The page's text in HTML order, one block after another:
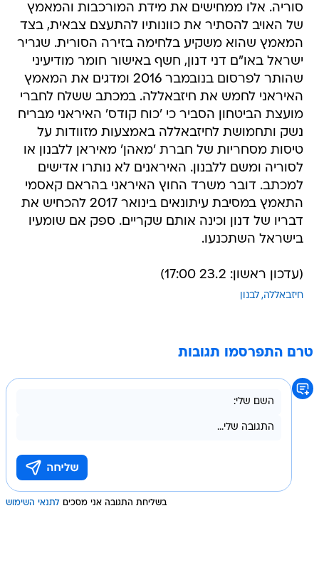
סוריה. אלו ממחישים את מידת המורכבות והמאמץ
של האויב להסתיר את כוונותיו להתעצם צבאית, בצד
המאמץ שהוא משקיע בלחימה בזירה הסורית. שגריר
ישראל באו"ם דני דנון, חשף באישור חומר מודיעיני
שהותר לפרסום בנובמבר 2016 ומדגים את המאמץ
האיראני לחמש את חיזבאללה. במכתב ששלח לחברי
מועצת הביטחון הסביר כי 'כוח קודס' האיראני מבריח
נשק ותחמושת לחיזבאללה באמצעות מזוודות על
טיסות מסחריות של חברת 'מאהן' מאיראן ללבנון או
לסוריה ומשם ללבנון. האיראנים לא נותרו אדישים
למכתב. דובר משרד החוץ האיראני בהראם קאסמי
התאמץ במסיבת עיתונאים בינואר 2017 להכחיש את
דבריו של דנון וכינה אותם שקריים. ספק אם שומעיו
בישראל השתכנעו.
(עדכון ראשון: 23.2 17:00)
חיזבאללה לבנון
טרם התפרסמו תגובות
בשליחת התגובה אני מסכים לתנאי השימוש